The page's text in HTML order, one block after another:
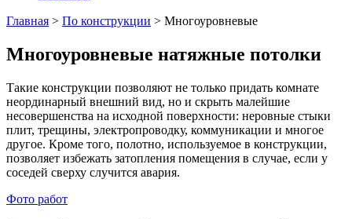
Главная > По конструкции > Многоуровневые
Многоуровневые натяжные потолки
Такие конструкции позволяют не только придать комнате
неординарный внешний вид, но и скрыть малейшие
несовершенства на исходной поверхности: неровные стыки
плит, трещины, электропроводку, коммуникации и многое
другое. Кроме того, полотно, используемое в конструкции,
позволяет избежать затопления помещения в случае, если у
соседей сверху случится авария.
Фото работ